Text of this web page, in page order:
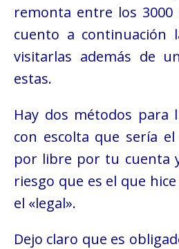
remonta entre los 3000
cuento a continuación
visitarlas además de
estas.
Hay dos métodos
con escolta que sería
por libre por tu cuenta
riesgo que es el que
el «legal».
Dejo claro que es